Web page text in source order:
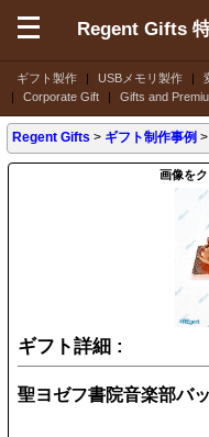
ギフト製作 | USBメモリ製作 |
|
Corporate Gift | Gifts and
Regent Gifts
Regent Gifts > ギフト制作事例
画像を
ギフト詳細 :
聖ヨゼフ書院音楽部バ